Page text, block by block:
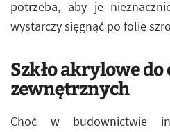
potrzeba, aby je
wystarczy sięgnąć po folię
Szkło akrylowe do
zewnętrznych
Choć w budownictwie